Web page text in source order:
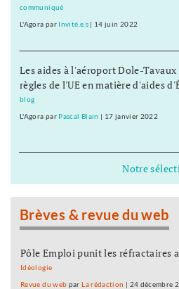
communiqué
L'Agora par Invité.e.s| 14 juin 2022
Les aides à l'aéroport Dole-
règles de l'UE en matière d'aides
blog
L'Agora par Pascal Blain | 17 janvier 2022
Notre
Brèves & revue du web
Pôle Emploi punit les réfractaires
Idéologie
Revue du web parLa rédaction | 24 décembre